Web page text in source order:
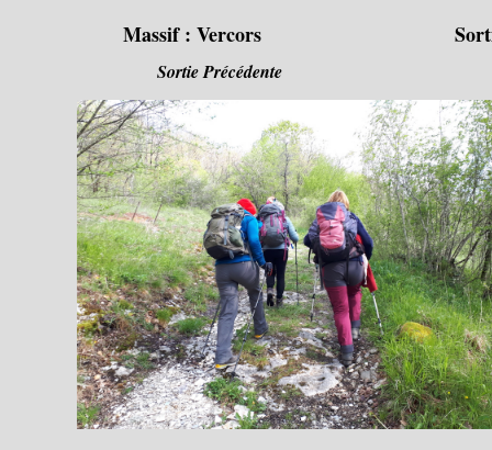
Massif : Vercors
Sortie Précédente